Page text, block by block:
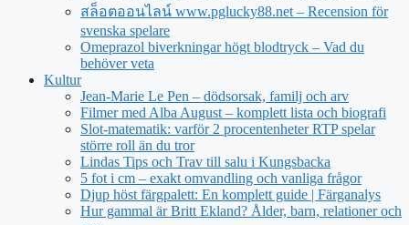
สล็อตออนไลน์ www.pglucky88.net – Recension för
svenska spelare
Omeprazol biverkningar högt blodtryck – Vad du
behöver veta
Kultur
Jean‑Marie Le Pen – dödsorsak, familj och arv
Filmer med Alba August – komplett lista och biografi
Slot-matematik: varför 2 procentenheter RTP spelar
större roll än du tror
Lindas Tips och Trav till salu i Kungsbacka
5 fot i cm – exakt omvandling och vanliga frågor
Djup höst färgpalett: En komplett guide | Färganalys
Hur gammal är Britt Ekland? Ålder, barn, relationer och